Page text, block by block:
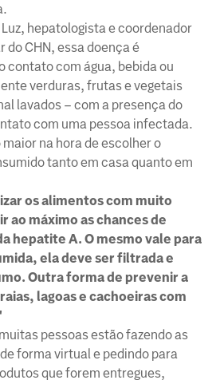
Luz, hepatologista e coordenador
CHN, essa doença é
contato com água, bebida ou
verduras, frutas e vegetais
lavados – com a presença do
com uma pessoa infectada.
na hora de escolher o
tanto em casa quanto em
os alimentos com muito
ao máximo as chances de
hepatite A. O mesmo vale para
ela deve ser filtrada e
Outra forma de prevenir a
lagoas e cachoeiras com
pessoas estão fazendo as
forma virtual e pedindo para
que forem entregues,